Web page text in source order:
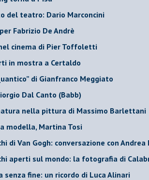
del teatro: Dario Marconcini
Fabrizio De Andrè
cinema di Pier Toffoletti
in mostra a Certaldo
di Gianfranco Meggiato
Dal Canto (Babb)
nella pittura di Massimo Barlettani
modella, Martina Tosi
di Van Gogh: conversazione con
aperti sul mondo: la fotografia di
senza fine: un ricordo di Luca Alinari